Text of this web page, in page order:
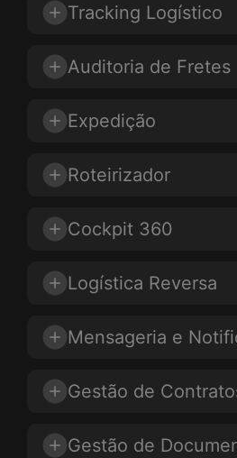
Tracking Logístico
Auditoria de Fretes
Expedição
Roteirizador
Cockpit 360
Logística Reversa
Mensageria e
Gestão de
Gestão de